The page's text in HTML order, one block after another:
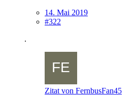
14. Mai 2019
#322
.
Zitat von FernbusFan45